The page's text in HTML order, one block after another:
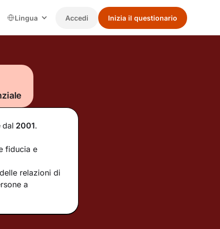
Lingua Accedi Inizia il questionario
dal 2001.
fiducia e
relazioni di
a